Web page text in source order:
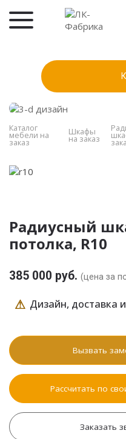
Каталог
мебели на
заказ
Шкафы
на заказ
Радиусный
потолка, R10
385 000 руб. (цена за
⚠ Дизайн, доставка
Вызвать
Рассчитать по
Заказать